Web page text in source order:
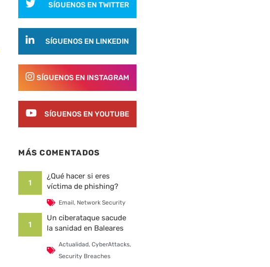
SÍGUENOS EN TWITTER
SÍGUENOS EN LINKEDIN
SÍGUENOS EN INSTAGRAM
SÍGUENOS EN YOUTUBE
MÁS COMENTADOS
1
¿Qué hacer si eres
víctima de phishing?
Email, Network Security
1
Un ciberataque sacude
la sanidad en Baleares
Actualidad, CyberAttacks,
Security Breaches